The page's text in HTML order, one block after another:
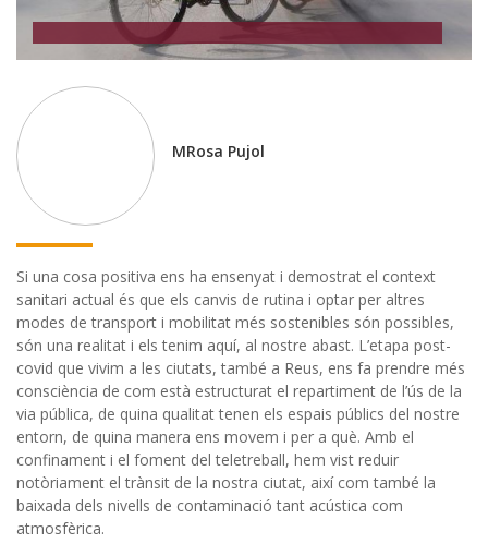
MRosa Pujol
Si una cosa positiva ens ha ensenyat i demostrat el context
sanitari actual és que els canvis de rutina i optar per altres
modes de transport i mobilitat més sostenibles són possibles,
són una realitat i els tenim aquí, al nostre abast. L’etapa post-
covid que vivim a les ciutats, també a Reus, ens fa prendre més
consciència de com està estructurat el repartiment de l’ús de la
via pública, de quina qualitat tenen els espais públics del nostre
entorn, de quina manera ens movem i per a què. Amb el
confinament i el foment del teletreball, hem vist reduir
notòriament el trànsit de la nostra ciutat, així com també la
baixada dels nivells de contaminació tant acústica com
atmosfèrica.